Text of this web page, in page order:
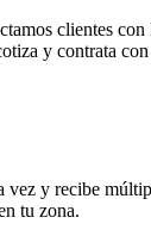
clientes con
y contrata
vez y recibe
tu zona.